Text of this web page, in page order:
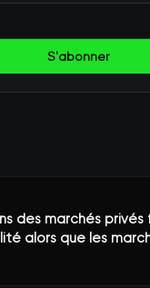
S'abonner
des marchés
alors que les